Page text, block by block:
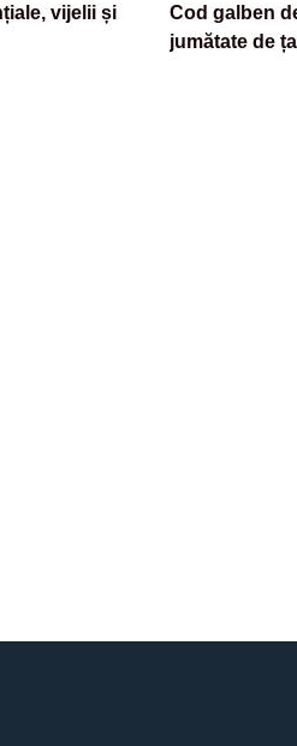
vijelii și
Cod galben
jumătate de